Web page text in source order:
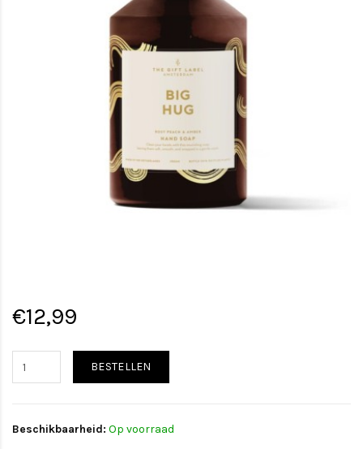
€12,99
BESTELLEN
Beschikbaarheid: Op voorraad